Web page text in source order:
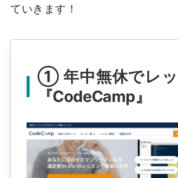
ていきます！
① 年中無休でレ
『CodeCamp』